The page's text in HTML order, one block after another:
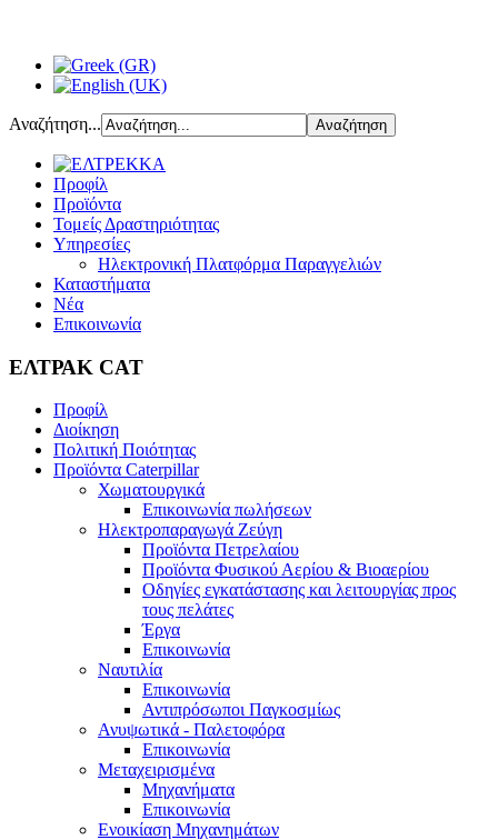
Αναζήτηση...
Προφίλ
Προϊόντα
Τομείς Δραστηριότητας
Υπηρεσίες
Ηλεκτρονική Πλατφόρμα Παραγγελιών
Καταστήματα
Νέα
Επικοινωνία
ΕΛΤΡΑΚ CAT
Προφίλ
Διοίκηση
Πολιτική Ποιότητας
Προϊόντα Caterpillar
Χωματουργικά
Επικοινωνία πωλήσεων
Ηλεκτροπαραγωγά Ζεύγη
Προϊόντα Πετρελαίου
Προϊόντα Φυσικού Αερίου & Βιοαερίου
Οδηγίες εγκατάστασης και λειτουργίας προς
τους πελάτες
Έργα
Επικοινωνία
Ναυτιλία
Επικοινωνία
Αντιπρόσωποι Παγκοσμίως
Ανυψωτικά - Παλετοφόρα
Επικοινωνία
Μεταχειρισμένα
Μηχανήματα
Επικοινωνία
Ενοικίαση Μηχανημάτων